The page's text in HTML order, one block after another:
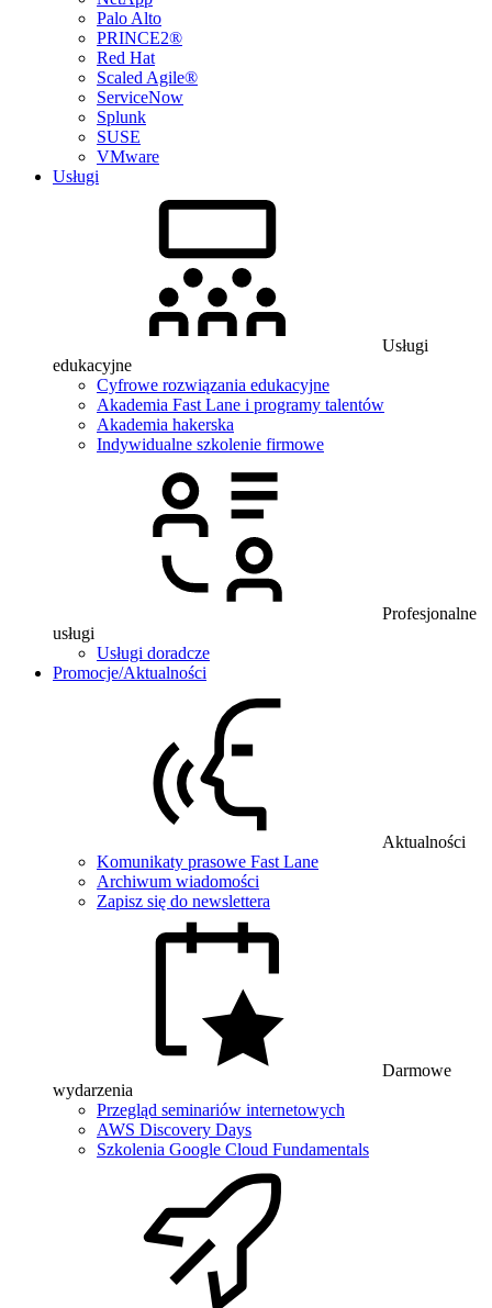
Palo Alto
PRINCE2®
Red Hat
Scaled Agile®
ServiceNow
Splunk
SUSE
VMware
Usługi
Usługi
edukacyjne
Cyfrowe rozwiązania edukacyjne
Akademia Fast Lane i programy talentów
Akademia hakerska
Indywidualne szkolenie firmowe
Profesjonalne
usługi
Usługi doradcze
Promocje/Aktualności
Aktualności
Komunikaty prasowe Fast Lane
Archiwum wiadomości
Zapisz się do newslettera
Darmowe
wydarzenia
Przegląd seminariów internetowych
AWS Discovery Days
Szkolenia Google Cloud Fundamentals